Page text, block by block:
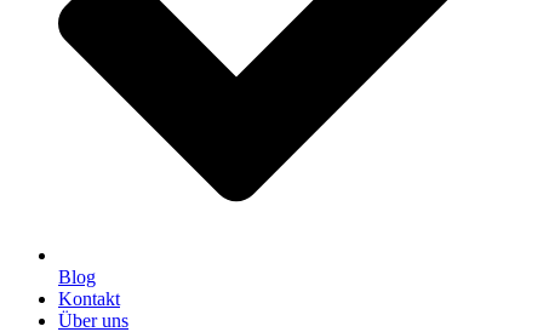
Blog
Kontakt
Über uns